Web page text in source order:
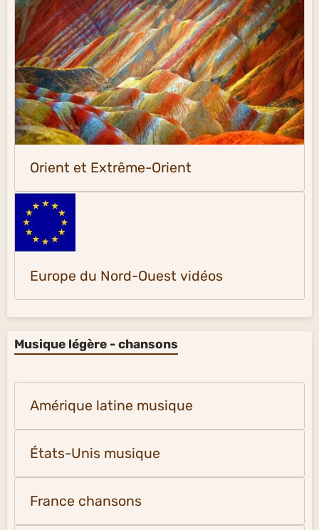
Orient et Extrême-Orient
Europe du Nord-Ouest vidéos
Musique légère - chansons
Amérique latine musique
États-Unis musique
France chansons